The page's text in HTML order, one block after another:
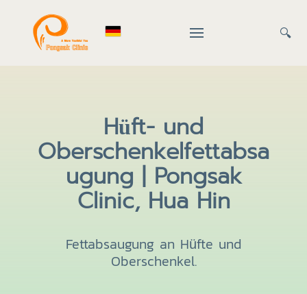
🔍
Hüft- und
Oberschenkelfettabsa
ugung | Pongsak
Clinic, Hua Hin
Fettabsaugung an Hüfte und
Oberschenkel.